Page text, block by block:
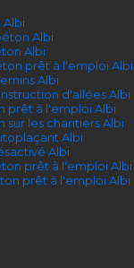
Albi
Albi
Albi
prêt à l'emploi Albi
Albi
d'allées Albi
prêt à l'emploi Albi
sur les chantiers Albi
Albi
Albi
prêt à l'emploi Albi
prêt à l'emploi Albi